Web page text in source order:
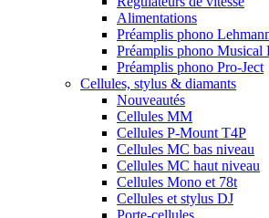
Alimentations
Préamplis phono
Préamplis phono Musical
Préamplis phono Pro-Ject
Cellules, stylus & diamants
Nouveautés
Cellules MM
Cellules P-Mount T4P
Cellules MC bas niveau
Cellules MC haut niveau
Cellules Mono et 78t
Cellules et stylus DJ
Porte-cellules